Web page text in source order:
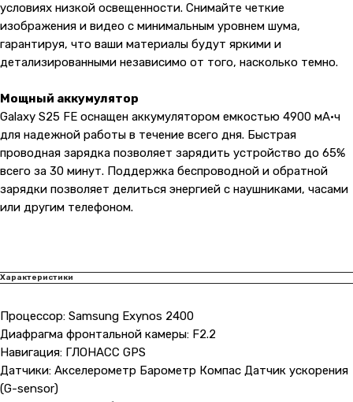
условиях низкой освещенности. Снимайте четкие
изображения и видео с минимальным уровнем шума,
гарантируя, что ваши материалы будут яркими и
детализированными независимо от того, насколько темно.
Мощный аккумулятор
Galaxy S25 FE оснащен аккумулятором емкостью 4900 мА·ч
для надежной работы в течение всего дня. Быстрая
проводная зарядка позволяет зарядить устройство до 65%
всего за 30 минут. Поддержка беспроводной и обратной
зарядки позволяет делиться энергией с наушниками, часами
или другим телефоном.
Характеристики
Процессор: Samsung Exynos 2400
Диафрагма фронтальной камеры: F2.2
Навигация: ГЛОНАСС GPS
Датчики: Акселерометр Барометр Компас Датчик ускорения
(G-sensor)